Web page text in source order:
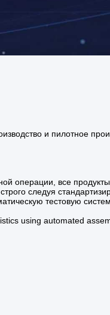
и пилотное
операции, все
следуя
тестовую
using automated